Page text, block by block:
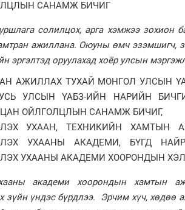
САНАМЖ БИЧИГ
солилцох, арга хэмжээ зохион
ажиллана. Оюуны өмч эзэмшигч,
эргэлтэд оруулахад хоёр улсын
АЖИЛЛАХ ТУХАЙ МОНГОЛ УЛСЫН
УЛСЫН ҮАБЗ-ИЙН НАРИЙН
ОЙЛГОЛЦЛЫН САНАМЖ БИЧИГ,
УХААН, ТЕХНИКИЙН ХАМТЫН
УХААНЫ АКАДЕМИ, БҮГД
УХААНЫ АКАДЕМИ ХООРОНДЫН
академи хоорондын хамтын
зүйн үндэс бүрдлээ. Эрчим хүч, хөдөө